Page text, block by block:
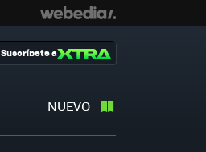
NUEVO
Suscríbete a